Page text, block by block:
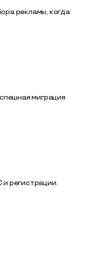
рекламы, когда
миграция
и регистрации.